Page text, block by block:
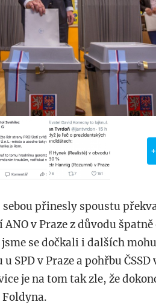
přinesly spoustu
v Praze z důvodu špatně
se dočkali i dalších
SPD v Praze a pohřbu ČSSD
je na tom tak zle, že